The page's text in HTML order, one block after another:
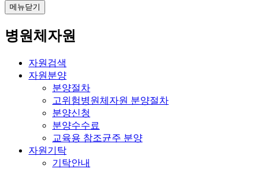
메뉴닫기
병원체자원
자원검색
자원분양
분양절차
고위험병원체자원 분양절차
분양신청
분양수수료
교육용 참조균주 분양
자원기탁
기탁안내